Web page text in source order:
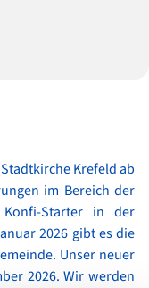
Krefeld ab
im Bereich der
Starter in der
2026 gibt es die
Unser neuer
2026. Wir werden